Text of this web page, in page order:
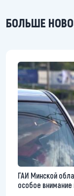
БОЛЬШЕ
ГАИ Минской
особое